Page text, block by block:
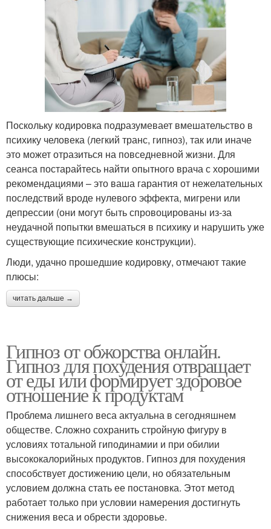
Поскольку кодировка подразумевает вмешательство в
психику человека (легкий транс, гипноз), так или иначе
это может отразиться на повседневной жизни. Для
сеанса постарайтесь найти опытного врача с хорошими
рекомендациями – это ваша гарантия от нежелательных
последствий вроде нулевого эффекта, мигрени или
депрессии (они могут быть спровоцированы из-за
неудачной попытки вмешаться в психику и нарушить уже
существующие психические конструкции).
Люди, удачно прошедшие кодировку, отмечают такие
плюсы:
читать дальше →
Гипноз от обжорства онлайн.
Гипноз для похудения отвращает
от еды или формирует здоровое
отношение к продуктам
Проблема лишнего веса актуальна в сегодняшнем
обществе. Сложно сохранить стройную фигуру в
условиях тотальной гиподинамии и при обилии
высококалорийных продуктов. Гипноз для похудения
способствует достижению цели, но обязательным
условием должна стать ее постановка. Этот метод
работает только при условии намерения достигнуть
снижения веса и обрести здоровье.